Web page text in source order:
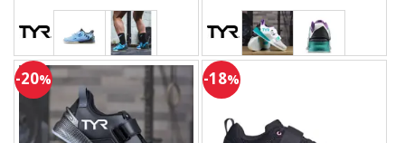
-20% -18%